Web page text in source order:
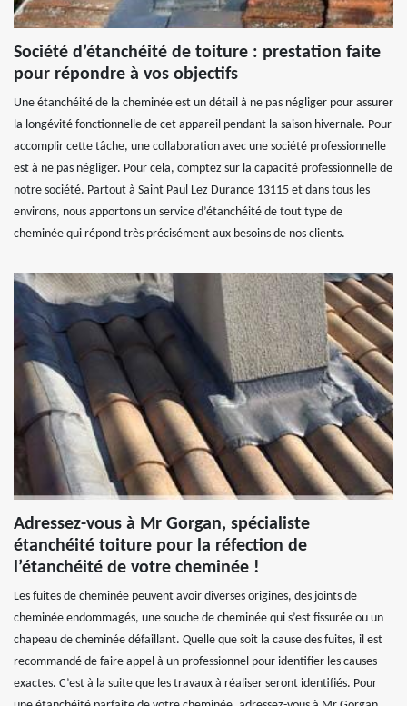
Société d’étanchéité de toiture : prestation faite
pour répondre à vos objectifs
Une étanchéité de la cheminée est un détail à ne pas négliger pour assurer
la longévité fonctionnelle de cet appareil pendant la saison hivernale. Pour
accomplir cette tâche, une collaboration avec une société professionnelle
est à ne pas négliger. Pour cela, comptez sur la capacité professionnelle de
notre société. Partout à Saint Paul Lez Durance 13115 et dans tous les
environs, nous apportons un service d’étanchéité de tout type de
cheminée qui répond très précisément aux besoins de nos clients.
Adressez-vous à Mr Gorgan, spécialiste
étanchéité toiture pour la réfection de
l’étanchéité de votre cheminée !
Les fuites de cheminée peuvent avoir diverses origines, des joints de
cheminée endommagés, une souche de cheminée qui s’est fissurée ou un
chapeau de cheminée défaillant. Quelle que soit la cause des fuites, il est
recommandé de faire appel à un professionnel pour identifier les causes
exactes. C’est à la suite que les travaux à réaliser seront identifiés. Pour